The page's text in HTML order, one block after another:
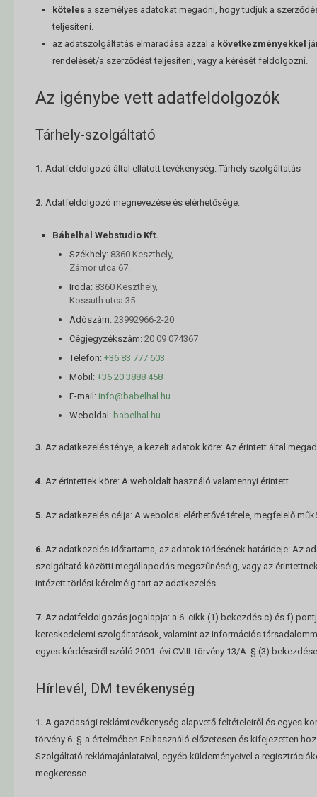
kötelesa személyes adatokat megadni, hogy tudjuk a
teljesíteni.
az adatszolgáltatás elmaradása azzal a következményekkel
rendelését/a szerződést teljesíteni, vagy a kérését feldolgozni.
Az igénybe vett adatfeldolgozók
Tárhely-szolgáltató
1. Adatfeldolgozó által ellátott tevékenység: Tárhely-szolgáltatás
2. Adatfeldolgozó megnevezése és elérhetősége:
Bábelhal Webstudio Kft.
Székhely: 8360 Keszthely,
Zámor utca 67.
Iroda: 8360 Keszthely,
Kossuth utca 35.
Adószám: 23992966-2-20
Cégjegyzékszám: 20 09 074367
Telefon: +36 83 777 603
Mobil: +36 20 3888 458
E-mail: info@babelhal.hu
Weboldal: babelhal.hu
3. Az adatkezelés ténye, a kezelt adatok köre: Az érintett által
4. Az érintettek köre: A weboldalt használó valamennyi érintett.
5. Az adatkezelés célja: A weboldal elérhetővé tétele, megfelelő
6. Az adatkezelés időtartama, az adatok törlésének határideje: Az
szolgáltató közötti megállapodás megszűnéséig, vagy az
intézett törlési kérelméig tart az adatkezelés.
7. Az adatfeldolgozás jogalapja: a 6. cikk (1) bekezdés c) és f)
kereskedelemi szolgáltatások, valamint az információs
egyes kérdéseiről szóló 2001. évi CVIII. törvény 13/A. § (3)
Hírlevél, DM tevékenység
1. A gazdasági reklámtevékenység alapvető feltételeiről és egyes
törvény 6. §-a értelmében Felhasználó előzetesen és kifejezetten
Szolgáltató reklámajánlataival, egyéb küldeményeivel a
megkeresse.